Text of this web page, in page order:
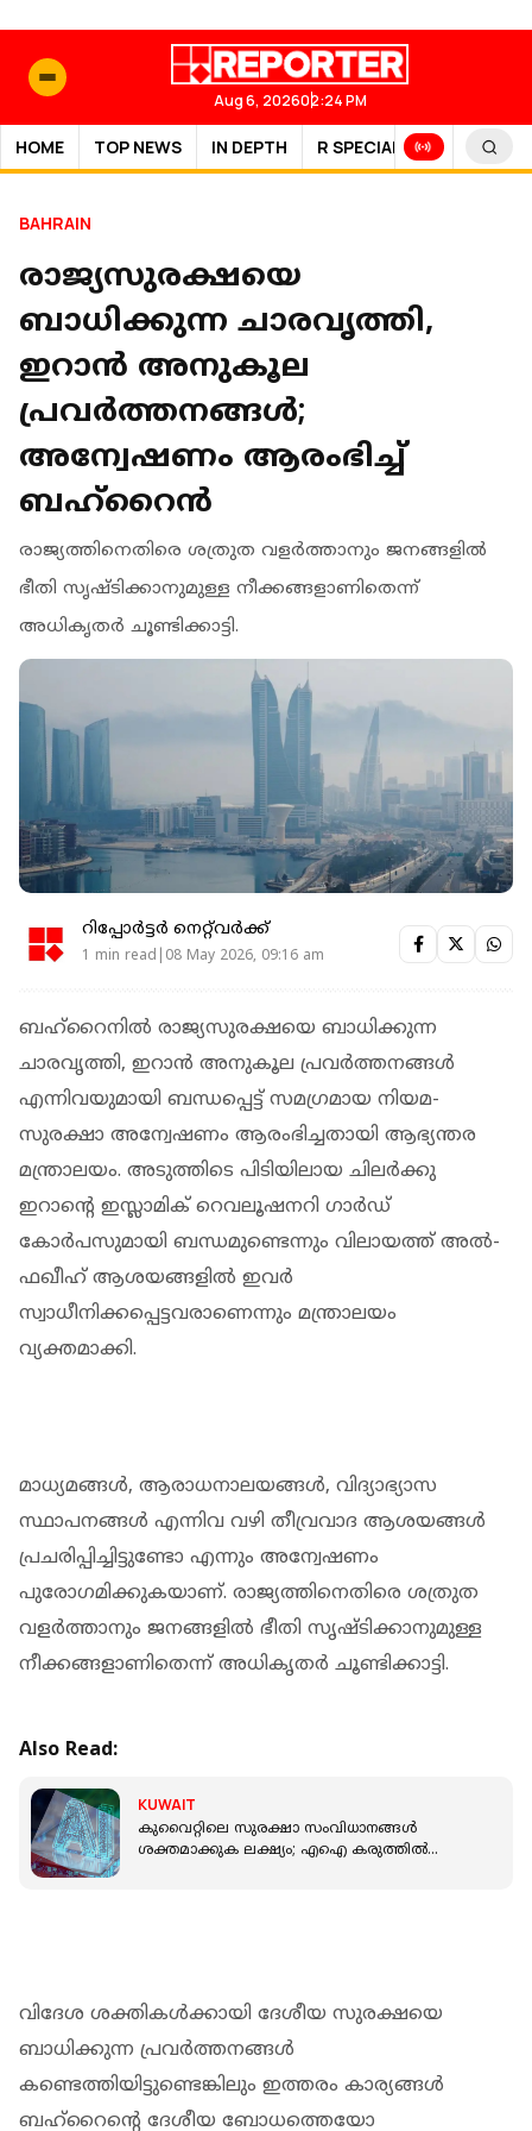
Aug 6, 202602:24 PM
HOME TOP NEWS IN DEPTH R SPECIAL SPORTS
BAHRAIN
രാജ്യസുരക്ഷയെ
ബാധിക്കുന്ന ചാരവൃത്തി,
ഇറാന്‍ അനുകൂല
പ്രവര്‍ത്തനങ്ങള്‍;
അന്വേഷണം ആരംഭിച്ച്
ബഹ്റൈൻ
രാജ്യത്തിനെതിരെ ശത്രുത വളര്‍ത്താനും ജനങ്ങളില്‍
ഭീതി സൃഷ്ടിക്കാനുമുള്ള നീക്കങ്ങളാണിതെന്ന്
അധികൃതര്‍ ചൂണ്ടിക്കാട്ടി.
റിപ്പോർട്ടർ നെറ്റ്‌വര്‍ക്ക്‌
1 min read|08 May 2026, 09:16 am
ബഹ്റൈനില്‍ രാജ്യസുരക്ഷയെ ബാധിക്കുന്ന
ചാരവൃത്തി, ഇറാന്‍ അനുകൂല പ്രവര്‍ത്തനങ്ങള്‍
എന്നിവയുമായി ബന്ധപ്പെട്ട് സമഗ്രമായ നിയമ-
സുരക്ഷാ അന്വേഷണം ആരംഭിച്ചതായി ആഭ്യന്തര
മന്ത്രാലയം. അടുത്തിടെ പിടിയിലായ ചിലര്‍ക്കു
ഇറാന്റെ ഇസ്ലാമിക് റെവലൂഷനറി ഗാര്‍ഡ്
കോര്‍പസുമായി ബന്ധമുണ്ടെന്നും വിലായത്ത് അല്‍-
ഫഖീഹ് ആശയങ്ങളില്‍ ഇവര്‍
സ്വാധീനിക്കപ്പെട്ടവരാണെന്നും മന്ത്രാലയം
വ്യക്തമാക്കി.
മാധ്യമങ്ങള്‍, ആരാധനാലയങ്ങള്‍, വിദ്യാഭ്യാസ
സ്ഥാപനങ്ങള്‍ എന്നിവ വഴി തീവ്രവാദ ആശയങ്ങള്‍
പ്രചരിപ്പിച്ചിട്ടുണ്ടോ എന്നും അന്വേഷണം
പുരോഗമിക്കുകയാണ്. രാജ്യത്തിനെതിരെ ശത്രുത
വളര്‍ത്താനും ജനങ്ങളില്‍ ഭീതി സൃഷ്ടിക്കാനുമുള്ള
നീക്കങ്ങളാണിതെന്ന് അധികൃതര്‍ ചൂണ്ടിക്കാട്ടി.
Also Read:
KUWAIT
കുവൈറ്റിലെ സുരക്ഷാ സംവിധാനങ്ങള്‍
ശക്തമാക്കുക ലക്ഷ്യം; എഐ കരുത്തിൽ
വിദേശ ശക്തികള്‍ക്കായി ദേശീയ സുരക്ഷയെ
ബാധിക്കുന്ന പ്രവര്‍ത്തനങ്ങള്‍
കണ്ടെത്തിയിട്ടുണ്ടെങ്കിലും ഇത്തരം കാര്യങ്ങള്‍
ബഹ്‌റൈന്റെ ദേശീയ ബോധത്തെയോ